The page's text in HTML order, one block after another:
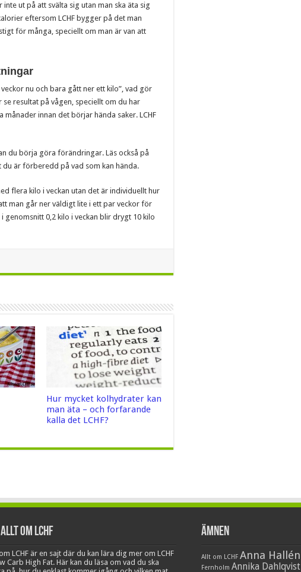
ut på att svälta sig utan man ska äta sig
eftersom LCHF bygger på det man
för många, speciellt om man är van att
nu och bara gått ner ett kilo”, vad gör
resultat på vågen, speciellt om du har
innan det börjar hända saker. LCHF
du börja göra förändringar. Läs också på
du är förberedd på vad som kan hända.
flera kilo i veckan utan det är individuellt hur
man går ner väldigt lite i ett par veckor för
genomsnitt 0,2 kilo i veckan blir drygt 10 kilo
Hur mycket kolhydrater kan
man äta – och forfarande
kalla det LCHF?
om LCHF
LCHF är en sajt där du kan lära dig mer om LCHF
Carb High Fat. Här kan du läsa om vad du ska
Ämnen
Allt om LCHF Anna Hallén
Fernholm Annika Dahlqvist